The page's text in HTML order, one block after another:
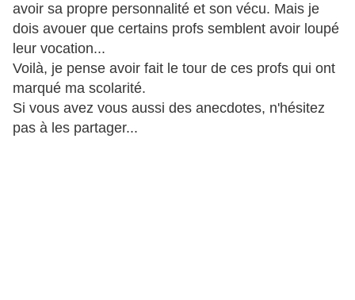
avoir sa propre personnalité et son vécu. Mais je
dois avouer que certains profs semblent avoir loupé
leur vocation...
Voilà, je pense avoir fait le tour de ces profs qui ont
marqué ma scolarité.
Si vous avez vous aussi des anecdotes, n'hésitez
pas à les partager...